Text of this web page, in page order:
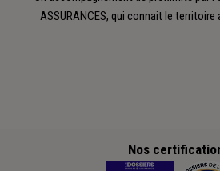
ASSURANCES, qui connait le territoire
Nos